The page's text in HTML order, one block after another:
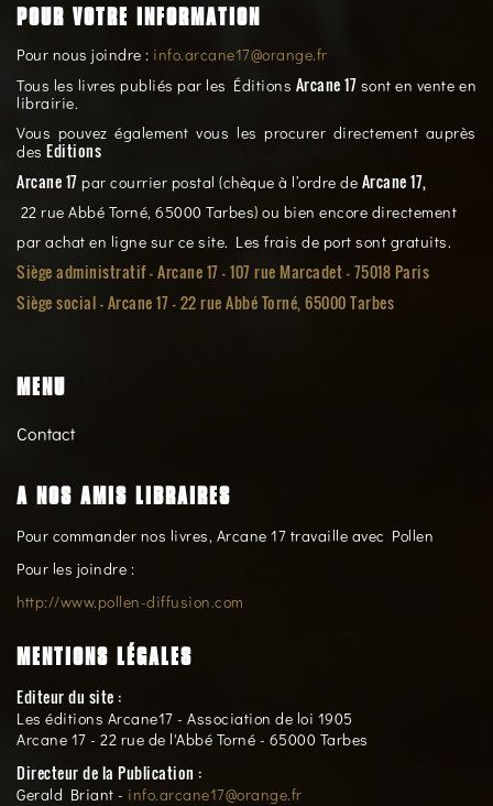
POUR VOTRE INFORMATION
Pour nous joindre : info.arcane17@orange.fr
Tous les livres publiés par les Éditions Arcane 17 sont en vente en
librairie.
Vous pouvez également vous les procurer directement auprès
des Editions
Arcane 17 par courrier postal (chèque à l’ordre de Arcane 17,
22 rue Abbé Torné, 65000 Tarbes) ou bien encore directement
par achat en ligne sur ce site. Les frais de port sont gratuits.
Siège administratif - Arcane 17 - 107 rue Marcadet - 75018 Paris
Siège social -Arcane 17 - 22 rue Abbé Torné, 65000 Tarbes
MENU
Contact
A NOS AMIS LIBRAIRES
Pour commander nos livres, Arcane 17 travaille avec Pollen
Pour les joindre :
http://www.pollen-diffusion.com
MENTIONS LÉGALES
Editeur du site :
Les éditions Arcane17 - Association de loi 1905
Arcane 17 - 22 rue de l'Abbé Torné - 65000 Tarbes
Directeur de la Publication :
Gerald Briant - info.arcane17@orange.fr